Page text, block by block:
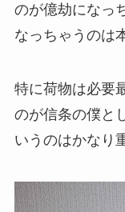
のが億劫になっ
なっちゃうのは
特に荷物は必要
のが信条の僕と
いうのはかなり